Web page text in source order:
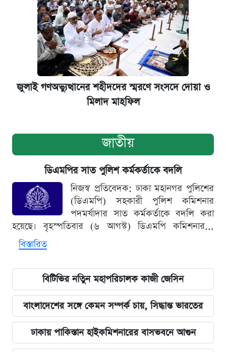
জুলাই গণঅভ্যুত্থানের শহীদদের স্মরণে সংসদে দোয়া ও
মিলাদ মাহফিল
জাতীয়
ডিএমপির সাত পুলিশ কর্মকর্তাকে বদলি
নিজস্ব প্রতিবেদক: ঢাকা মহানগর পুলিশের
(ডিএমপি) সহকারী পুলিশ কমিশনার
পদমর্যাদার সাত কর্মকর্তাকে বদলি করা
হয়েছে। বৃহস্পতিবার (৬ আগস্ট) ডিএমপি কমিশনার...
বিস্তারিত
বিটিভির নতিুন মহাপরিচালক কাজী জেসিন
বাংলাদেশের সঙ্গে কেমন সম্পর্ক চায়, সিদ্ধান্ত ভারতের
ঢাকায় পাকিস্তান হাইকমিশনারের বাসভবনে আগুন